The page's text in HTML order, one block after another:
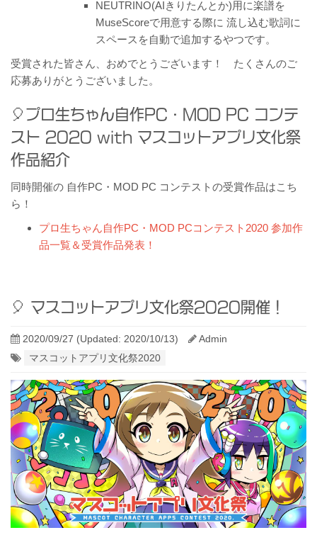
NEUTRINO(AIきりたんとか)用に楽譜を
MuseScoreで用意する際に 流し込む歌詞に
スペースを自動で追加するやつです。
受賞された皆さん、おめでとうございます！ たくさんのご
応募ありがとうございました。
プロ生ちゃん自作PC・MOD PC コンテ
スト 2020 with マスコットアプリ文化祭
作品紹介
同時開催の 自作PC・MOD PC コンテストの受賞作品はこち
ら！
プロ生ちゃん自作PC・MOD PCコンテスト2020 参加作
品一覧＆受賞作品発表！
マスコットアプリ文化祭2020開催！
2020/09/27 (Updated: 2020/10/13)
Admin
マスコットアプリ文化祭2020